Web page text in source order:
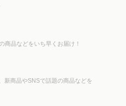
商品などをいち早くお届け！
新商品やSNSで話題の商品などを